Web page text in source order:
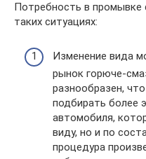
Потребность в промывке
таких ситуациях:
Изменение вида
рынок горюче-
разнообразен,
подбирать более
автомобиля,
виду, но и по
процедура